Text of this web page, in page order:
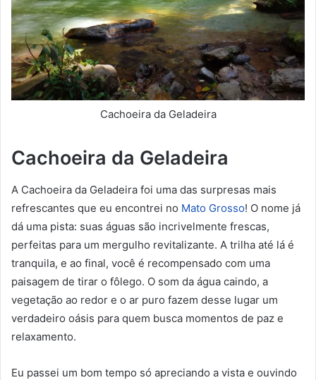
Cachoeira da Geladeira
Cachoeira da Geladeira
A Cachoeira da Geladeira foi uma das surpresas mais
refrescantes que eu encontrei no Mato Grosso! O nome já
dá uma pista: suas águas são incrivelmente frescas,
perfeitas para um mergulho revitalizante. A trilha até lá é
tranquila, e ao final, você é recompensado com uma
paisagem de tirar o fôlego. O som da água caindo, a
vegetação ao redor e o ar puro fazem desse lugar um
verdadeiro oásis para quem busca momentos de paz e
relaxamento.
Eu passei um bom tempo só apreciando a vista e ouvindo